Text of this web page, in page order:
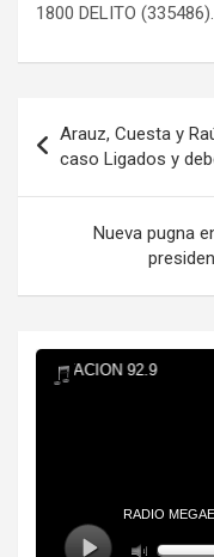
1800 DELITO (335486).
de
entradas
Arauz, Cuesta y
caso Ligados y
Nueva pugna